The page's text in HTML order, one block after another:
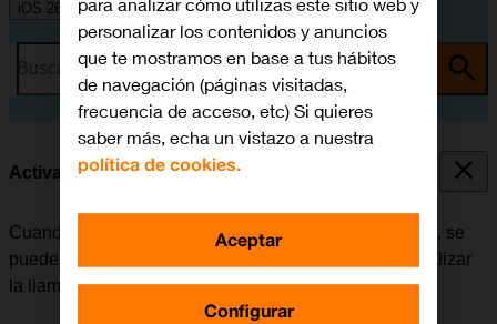
iOS 26
Busca por problema o tema
Activar o desactivar la llamada en espera
Cuando la función de llamada en espera está activada, se
puede responder una nueva llamada sin tener que finalizar
la llamada en curso.
personalizar los contenidos y anuncios
que te mostramos en base a tus hábitos
de navegación (páginas visitadas,
frecuencia de acceso, etc) Si quieres
saber más, echa un vistazo a nuestra
política de cookies.
Configurar
Aceptar